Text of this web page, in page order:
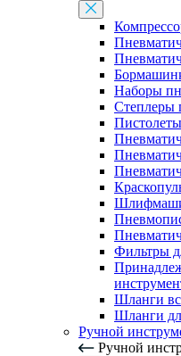
Наборы
Степлеры
Фильтры
Шланги
Шланги
Ручной
Ручной